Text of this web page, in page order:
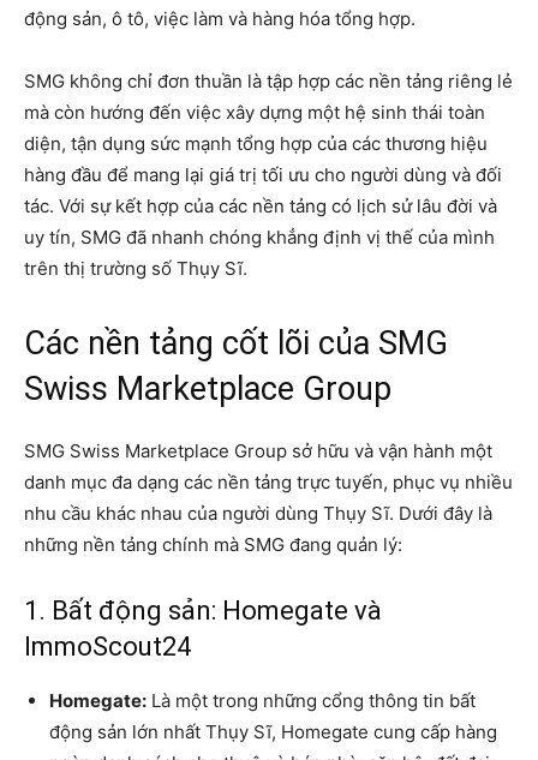
động sản, ô tô, việc làm và hàng hóa tổng hợp.
SMG không chỉ đơn thuần là tập hợp các nền tảng riêng lẻ
mà còn hướng đến việc xây dựng một hệ sinh thái toàn
diện, tận dụng sức mạnh tổng hợp của các thương hiệu
hàng đầu để mang lại giá trị tối ưu cho người dùng và đối
tác. Với sự kết hợp của các nền tảng có lịch sử lâu đời và
uy tín, SMG đã nhanh chóng khẳng định vị thế của mình
trên thị trường số Thụy Sĩ.
Các nền tảng cốt lõi của SMG
Swiss Marketplace Group
SMG Swiss Marketplace Group sở hữu và vận hành một
danh mục đa dạng các nền tảng trực tuyến, phục vụ nhiều
nhu cầu khác nhau của người dùng Thụy Sĩ. Dưới đây là
những nền tảng chính mà SMG đang quản lý:
1. Bất động sản: Homegate và
ImmoScout24
Homegate: Là một trong những cổng thông tin bất
động sản lớn nhất Thụy Sĩ, Homegate cung cấp hàng